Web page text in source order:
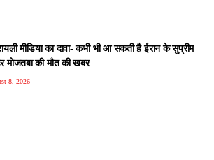
मीडिया का दावा- कभी भी आ सकती है ईरान के सुप्रीम
मोजतबा की मौत की खबर
8, 2026